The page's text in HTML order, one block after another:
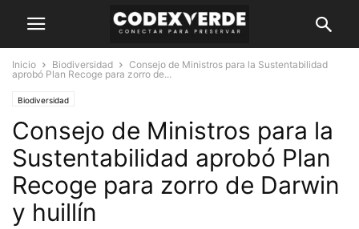
Inicio Biodiversidad
Consejo de Ministros para la Sustentabilidad
aprobó Plan Recoge para zorro de...
Biodiversidad
Consejo de Ministros para la
Sustentabilidad aprobó Plan
Recoge para zorro de Darwin
y huillín